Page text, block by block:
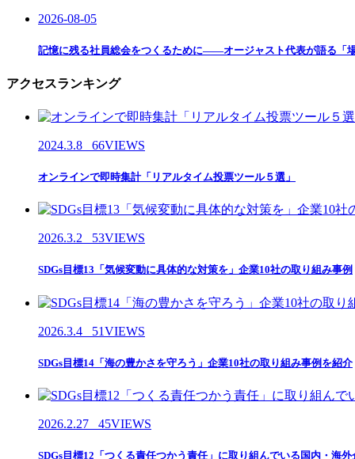
2026-08-05
記憶に残る社員総会をつくるために——オージャスト代表が語る「
アクセスランキング
2024.3.8 66VIEWS
オンラインで即時集計「リアルタイム投票ツール５選」
2026.3.2 53VIEWS
SDGs目標13「気候変動に具体的な対策を」企業10社の取り組み事例
2026.3.4 51VIEWS
SDGs目標14「海の豊かさを守ろう」企業10社の取り組み事例を紹介
2026.2.27 45VIEWS
SDGs目標12「つくる責任つかう責任」に取り組んでいる国内・海